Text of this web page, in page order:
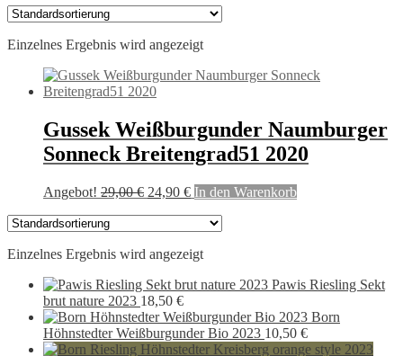
Einzelnes Ergebnis wird angezeigt
Gussek Weißburgunder Naumburger
Sonneck Breitengrad51 2020
Angebot! 29,00€ Ursprünglicher
24,90 €Aktueller
In den Warenkorb
Einzelnes Ergebnis wird angezeigt
Pawis Riesling Sekt
brut nature 2023 18,50 €
Born
Höhnstedter Weißburgunder Bio 2023 10,50 €